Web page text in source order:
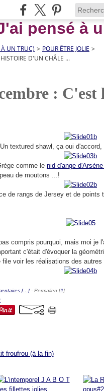
UN TRUC) > POUR ÊTRE JOLIE >
D'UN CHÂLE ...
:
Un textured shawl, ça oui
comme le nid d'ange d'Arsène
de moutons ...!
de rangs de Jersey et de
compris pourquoi, mais moi je
c'était d'évoquer la
file voir les réalisations des
[… ] - Permalien [#]
froufrou (à la fin)